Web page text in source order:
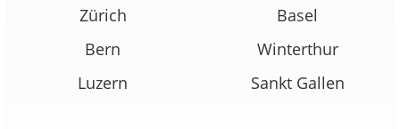
Zürich
Basel
Bern
Winterthur
Luzern
Sankt Gallen